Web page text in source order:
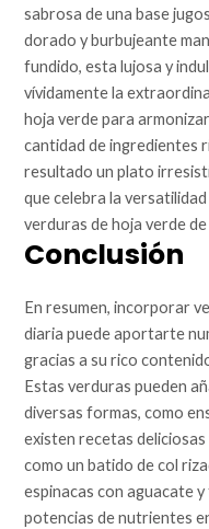
sabrosa de una base
dorado y burbujeante
fundido, esta lujosa y
vívidamente la
hoja verde para
cantidad de ingredientes
resultado un plato
que celebra la
verduras de hoja verde
Conclusión
En resumen, incorporar
diaria puede aportarte
gracias a su rico
Estas verduras pueden
diversas formas, como
existen recetas
como un batido de col
espinacas con aguacate
potencias de nutrientes